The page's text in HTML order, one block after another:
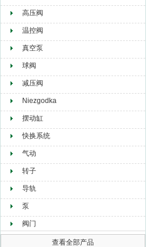
高压阀
温控阀
真空泵
球阀
减压阀
Niezgodka
摆动缸
快换系统
气动
转子
导轨
泵
阀门
查看全部产品